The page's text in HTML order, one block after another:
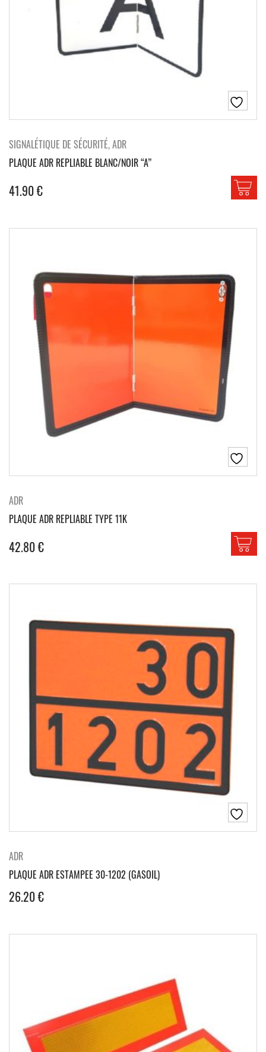
SIGNALÉTIQUE DE SÉCURITÉ, ADR
PLAQUE ADR REPLIABLE BLANC/NOIR “A”
41.90€
ADR
PLAQUE ADR REPLIABLE TYPE 11K
42.80€
ADR
PLAQUE ADR ESTAMPEE 30-1202 (GASOIL)
26.20€